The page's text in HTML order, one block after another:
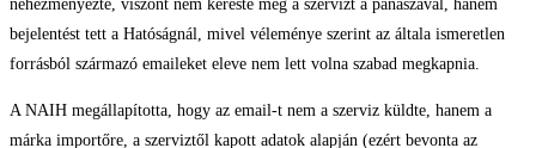
nehezményezte, viszont nem kereste meg a szervizt a panaszával, hanem
bejelentést tett a Hatóságnál, mivel véleménye szerint az általa ismeretlen
forrásból származó emaileket eleve nem lett volna szabad megkapnia.
A NAIH megállapította, hogy az email-t nem a szerviz küldte, hanem a
márka importőre, a szerviztől kapott adatok alapján (ezért bevonta az